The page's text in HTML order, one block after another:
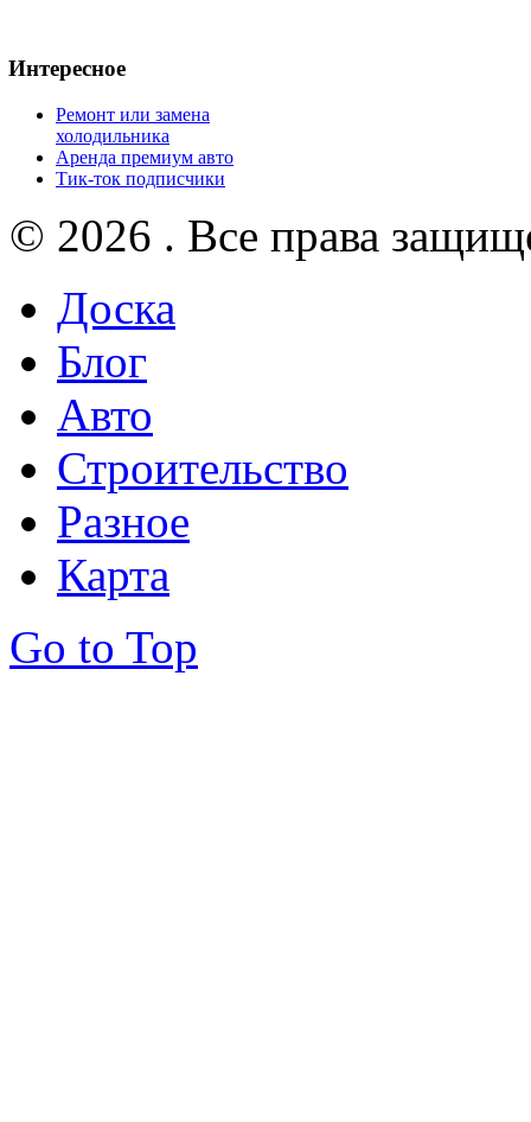
Интересное
Ремонт или замена
холодильника
Аренда премиум авто
Тик-ток подписчики
© 2026 . Все права
Доска
Блог
Авто
Строительство
Разное
Карта
Go to Top